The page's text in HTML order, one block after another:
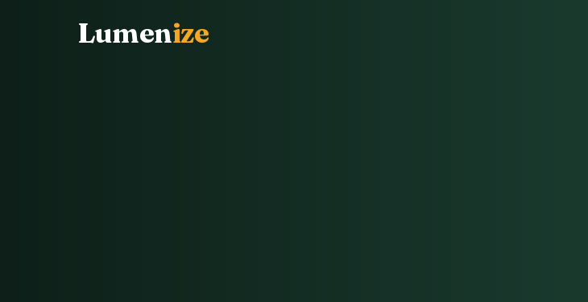
Lumenize